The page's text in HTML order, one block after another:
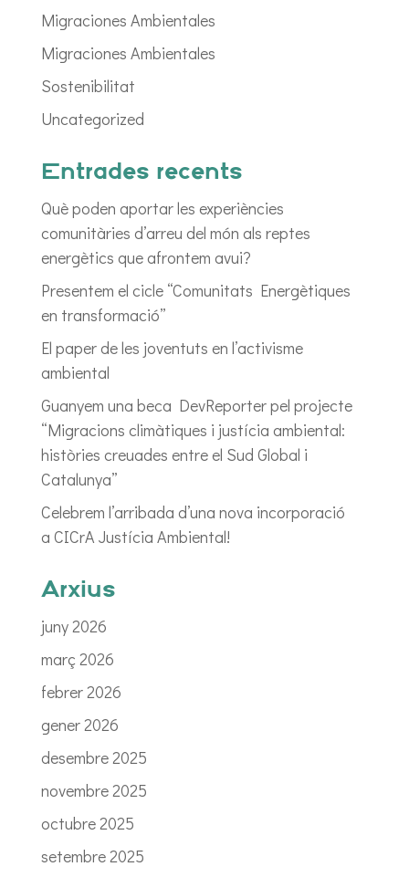
Migraciones Ambientales
Migraciones Ambientales
Sostenibilitat
Uncategorized
Entrades recents
Què poden aportar les experiències
comunitàries d’arreu del món als reptes
energètics que afrontem avui?
Presentem el cicle “Comunitats Energètiques
en transformació”
El paper de les joventuts en l’activisme
ambiental
Guanyem una beca DevReporter pel projecte
“Migracions climàtiques i justícia ambiental:
històries creuades entre el Sud Global i
Catalunya”
Celebrem l’arribada d’una nova incorporació
a CICrA Justícia Ambiental!
Arxius
juny 2026
març 2026
febrer 2026
gener 2026
desembre 2025
novembre 2025
octubre 2025
setembre 2025